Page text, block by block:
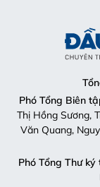
Phó Tổng Biên
Thị Hồng Sương,
Văn Quang,
Phó Tổng Thư ký